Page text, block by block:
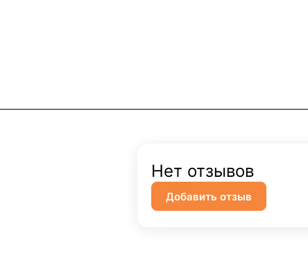
Нет отзывов
Добавить отзыв